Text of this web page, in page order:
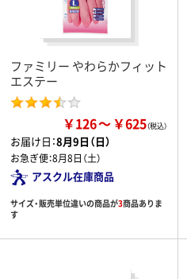
ファミリー やわらかフィット
エステー
￥126 ￥625
お届け日：8月9日（日）
お急ぎ便：8月8日（土）
アスクル在庫商品
サイズ・販売単位違いの商品が3商品ありま
す